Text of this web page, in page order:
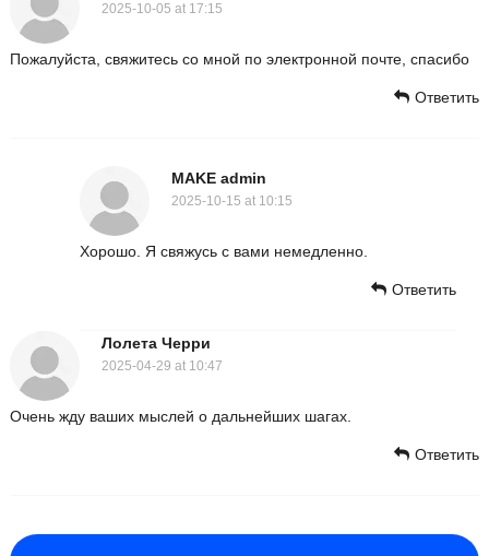
2025-10-05 at 17:15
Пожалуйста, свяжитесь со мной по электронной почте, спасибо
Ответить
MAKE admin
2025-10-15 at 10:15
Хорошо. Я свяжусь с вами немедленно.
Ответить
Лолета Черри
2025-04-29 at 10:47
Очень жду ваших мыслей о дальнейших шагах.
Ответить